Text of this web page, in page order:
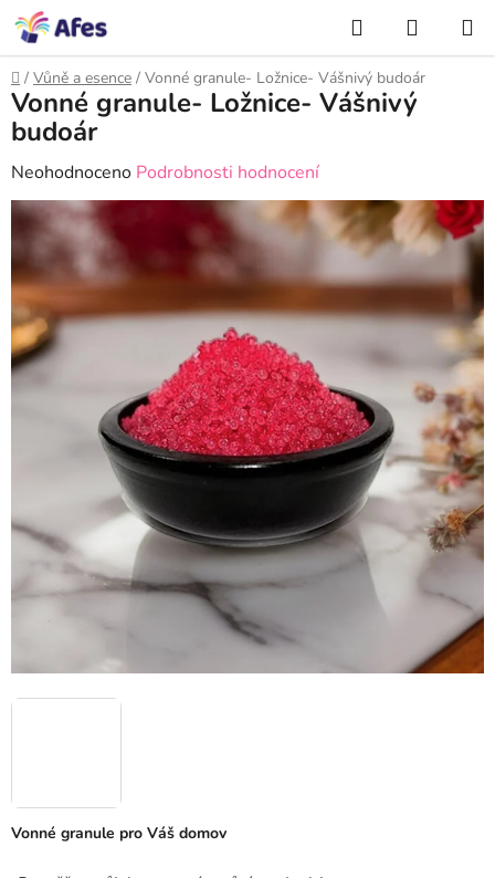
Přejít
na
obsah
KOŠÍK
Domů
/ Vůně a esence / Vonné granule- Ložnice- Vášnivý budoár
Vonné granule pro Váš domov
Vonné granule- Ložnice- Vášnivý
budoár
Průměrné
hodnocení
produktu
je
0,0
z
5
hvězdiček.
Neohodnoceno Podrobnosti hodnocení